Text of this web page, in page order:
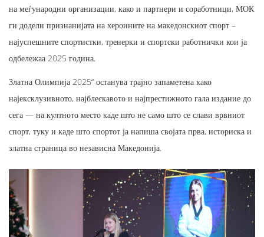
на меѓународни организации, како и партнери и соработници, МОК
ги додели признанијата на хероините на македонскиот спорт –
најуспешните спортистки, тренерки и спортски работнички кои ја
одбележаа 2025 година.
Златна Олимпија 2025“ останува трајно запаметена како
најексклузивното, најблескавото и најпрестижното гала издание до
сега — на култното место каде што не само што се слави врвниот
спорт, туку и каде што спортот ја напиша својата прва, историска и
златна страница во независна Македонија.